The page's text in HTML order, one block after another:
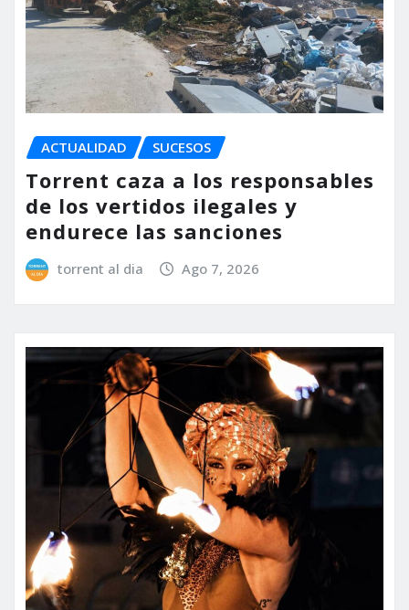
ACTUALIDAD SUCESOS
Torrent caza a los responsables
de los vertidos ilegales y
endurece las sanciones
torrent al dia Ago 7, 2026